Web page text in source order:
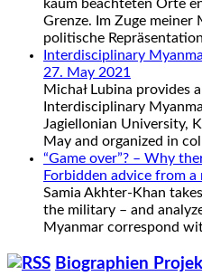
kaum beachteten Orte
Grenze. Im Zuge meiner
politische
Interdisciplinary
27. May 2021
Michał Lubina provides
Interdisciplinary
Jagiellonian University,
May and organized in
“Game over”? – Why
Forbidden advice from
Samia Akhter-Khan
the military – and
Myanmar correspond
Biographien